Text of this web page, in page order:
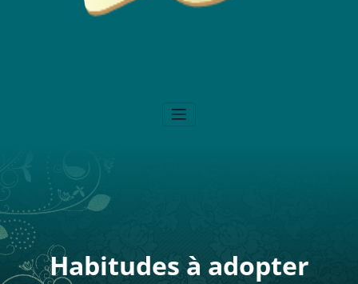
Habitudes à adopter